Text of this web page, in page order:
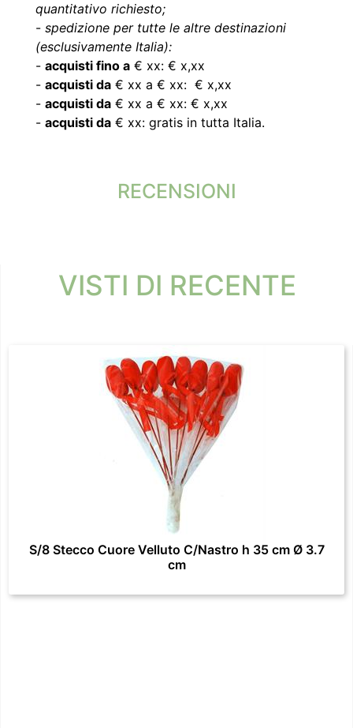
quantitativo richiesto;
- spedizione per tutte le altre destinazioni
(esclusivamente Italia):
- acquisti fino a € xx: € x,xx
- acquisti da € xx a € xx: € x,xx
- acquisti da € xx a € xx: € x,xx
- acquisti da € xx: gratis in tutta Italia.
RECENSIONI
VISTI DI RECENTE
S/8 Stecco Cuore Velluto C/Nastro h 35 cm Ø 3.7
cm